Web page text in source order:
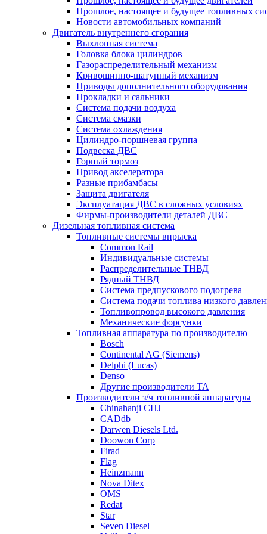
Прошлое, настоящее и будущее топливных
Новости автомобильных компаний
Двигатель внутреннего сгорания
Выхлопная система
Головка блока цилиндров
Газораспределительный механизм
Кривошипно-шатунный механизм
Приводы дополнительного оборудования
Прокладки и сальники
Система подачи воздуха
Система смазки
Система охлаждения
Цилиндро-поршневая группа
Подвеска ДВС
Горный тормоз
Привод акселератора
Разные прибамбасы
Защита двигателя
Эксплуатация ДВС в сложных условиях
Фирмы-производители деталей ДВС
Дизельная топливная система
Топливные системы впрыска
Common Rail
Индивидуальные системы
Распределительные ТНВД
Рядный ТНВД
Система предпускового подогрева
Система подачи топлива низкого
Топливопровод высокого давления
Механические форсунки
Топливная аппаратура по производителю
Bosch
Continental AG (Siemens)
Delphi (Lucas)
Denso
Другие производители ТА
Производители з/ч топливной аппаратуры
Chinahanji CHJ
CADdb
Darwen Diesels Ltd.
Doowon Corp
Firad
Flag
Heinzmann
Nova Ditex
OMS
Redat
Star
Seven Diesel